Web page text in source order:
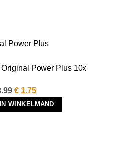
Power Plus 10x
Oorspronkelijke
prijs
was:
€ 1.75Huidige
prijs
is:
WINKELMAND